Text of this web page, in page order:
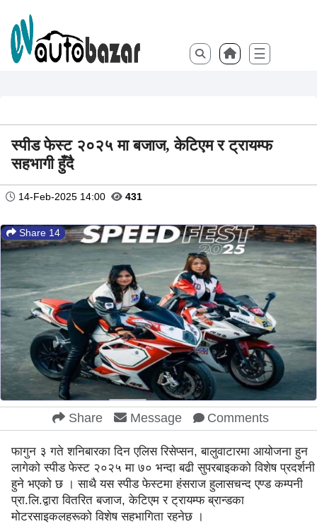
☰
स्पीड फेस्ट २०२५ मा बजाज, केटिएम र ट्रायम्फ
सहभागी हुँदै
14-Feb-2025 14:00 431
Share 14
Share Message Comments
फागुन ३ गते शनिबारका दिन एलिस रिसेप्सन, बालुवाटारमा आयोजना हुन
लागेको स्पीड फेस्ट २०२५ मा ७० भन्दा बढी सुपरबाइकको विशेष प्रदर्शनी
हुने भएको छ । साथै यस स्पीड फेस्टमा हंसराज हुलासचन्द एण्ड कम्पनी
प्रा.लि.द्वारा वितरित बजाज, केटिएम र ट्रायम्फ ब्रान्डका
मोटरसाइकलहरूको विशेष सहभागिता रहनेछ ।